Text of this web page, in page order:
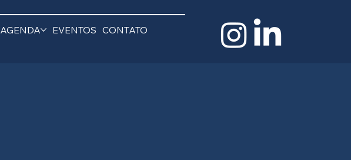
AGENDA EVENTOS CONTATO